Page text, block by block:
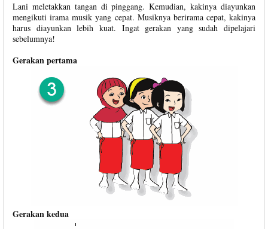
Lani meletakkan tangan di pinggang. Kemudian, kakinya diayunkan
mengikuti irama musik yang cepat. Musiknya berirama cepat, kakinya
harus diayunkan lebih kuat. Ingat gerakan yang sudah dipelajari
sebelumnya!
Gerakan pertama
Gerakan kedua